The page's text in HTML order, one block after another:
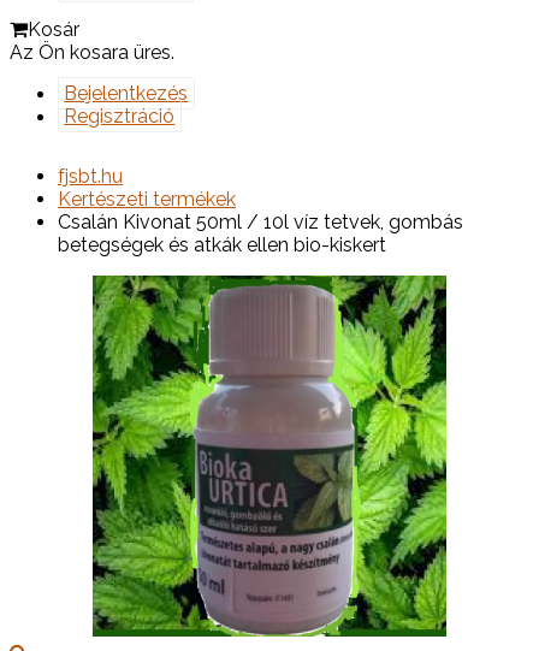
Kosár
Az Ön kosara üres.
Bejelentkezés
Regisztráció
fjsbt.hu
Kertészeti termékek
Csalán Kivonat 50ml / 10l víz tetvek, gombás
betegségek és atkák ellen bio-kiskert